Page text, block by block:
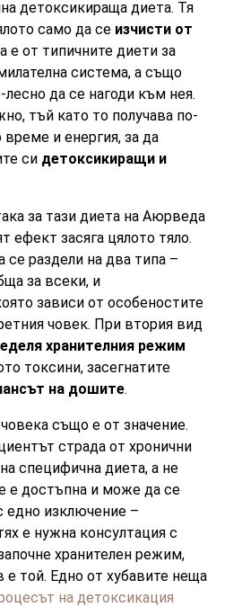
детоксикираща диета. Тя
само да се изчисти от
е от типичните диети за
система, а също
лесно да се нагоди към нея.
тъй като то получава по-
и енергия, за да
си детоксикиращи и
за тази диета на Аюрведа
ефект засяга цялото тяло.
раздели на два типа –
за всеки, и
зависи от особеностите
човек. При втория вид
хранителния режим
токсини, засегнатите
на дошите.
също е от значение.
страда от хронични
специфична диета, а не
е достъпна и може да се
едно изключение –
е нужна консултация с
хранителен режим,
е той. Едно от хубавите неща
на детоксикация